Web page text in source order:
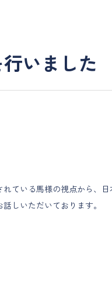
いました
ている馬様の視点から、日
しいただいております。